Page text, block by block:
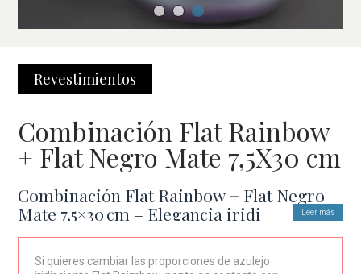
Revestimientos
Combinación Flat Rainbow
+ Flat Negro Mate 7,5X30 cm
Combinación Flat Rainbow + Flat Negro
Mate 7,5×30 cm – Elegancia iridiscente con
base sobria
Diseño contemporáneo con impacto visual
Leer más
Si quieres cambiar las proporciones de azulejo